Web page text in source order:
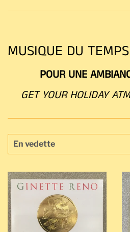
MUSIQUE DU
POUR UNE
GET YOUR HOLIDAY